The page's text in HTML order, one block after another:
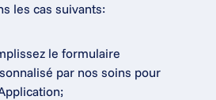
les cas suivants:
le formulaire
par nos soins pour